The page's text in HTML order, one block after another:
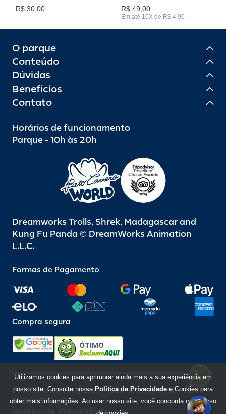
R$ 30,00 R$ 49,00
Em até 10X de R$ 4,90
O parque
Conteúdo
Dúvidas
Benefícios
Contato
Horários de funcionamento
Parque - 10h às 20h
Dreamworks Trolls, Shrek, Madagascar and
Kung Fu Panda © DreamWorks Animation
L.L.C.
Formas de Pagamento
Compra segura
ÓTIMO
Beto Carrero World @ 2026 / Todos os direitos reservados
85.248.987/0001-10
Utilizamos cookies para aprimorar ainda mais a sua experiência em
nosso site. Consulte nossa Política de Privacidade e Cookies para
obter mais informações. Ao usar nosso site, você concorda com o uso